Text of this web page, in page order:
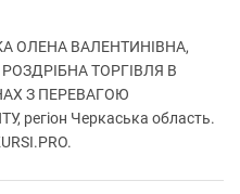
ОЛЕНА ВАЛЕНТИНІВНА,
РОЗДРІБНА ТОРГІВЛЯ В
З ПЕРЕВАГОЮ
Черкаська область.